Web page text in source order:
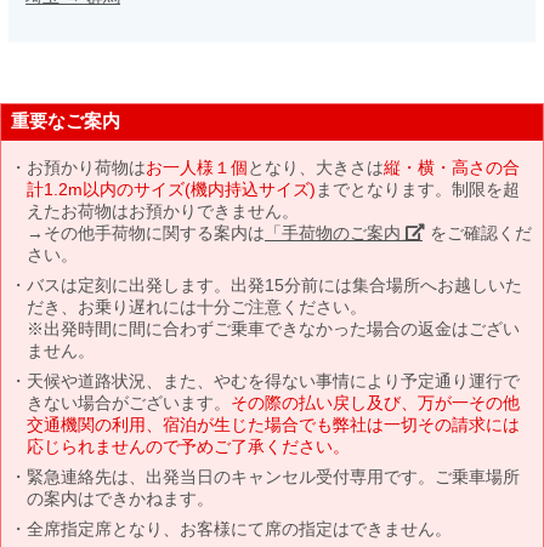
重要なご案内
お預かり荷物はお一人様１個となり、大きさは縦・横・高さの合
計1.2m以内のサイズ(機内持込サイズ) までとなります。制限を超
えたお荷物はお預かりできません。
→その他手荷物に関する案内は 「手荷物のご案内」 をご確認くだ
さい。
バスは定刻に出発します。出発15分前には集合場所へお越しいた
だき、お乗り遅れには十分ご注意ください。
※出発時間に間に合わずご乗車できなかった場合の返金はござい
ません。
天候や道路状況、また、やむを得ない事情により予定通り運行で
きない場合がございます。 その際の払い戻し及び、万が一その他
交通機関の利用、宿泊が生じた場合でも弊社は一切その請求には
応じられませんので予めご了承ください。
緊急連絡先は、出発当日のキャンセル受付専用です。ご乗車場所
の案内はできかねます。
全席指定席となり、お客様にて席の指定はできません。